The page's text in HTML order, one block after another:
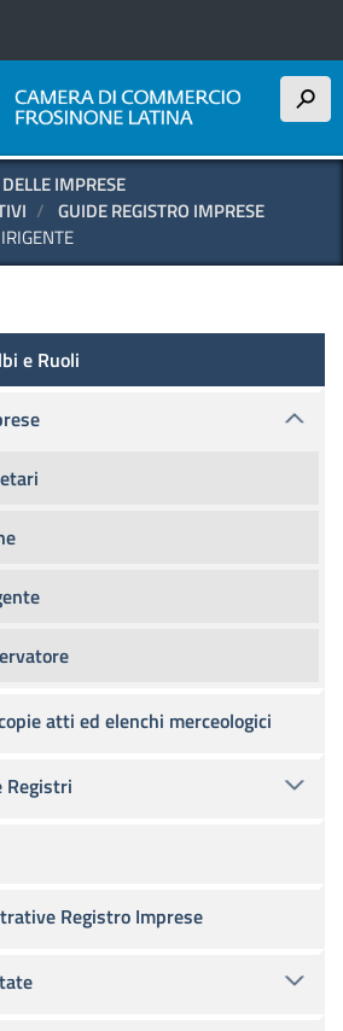
principale
h
IMPRESE
GUIDE REGISTRO IMPRESE
e Ruoli
atti ed elenchi merceologici
Registri
Registro Imprese